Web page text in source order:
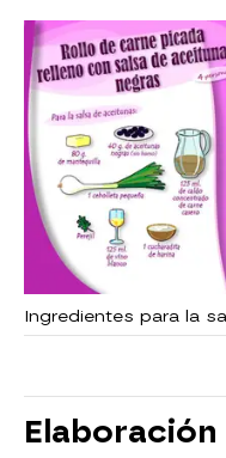
Ingredientes para la
Elaboración